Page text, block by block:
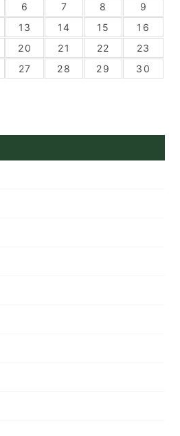
6 7 8
9
13 14 15
16
20 21 22
23
27 28 29
30